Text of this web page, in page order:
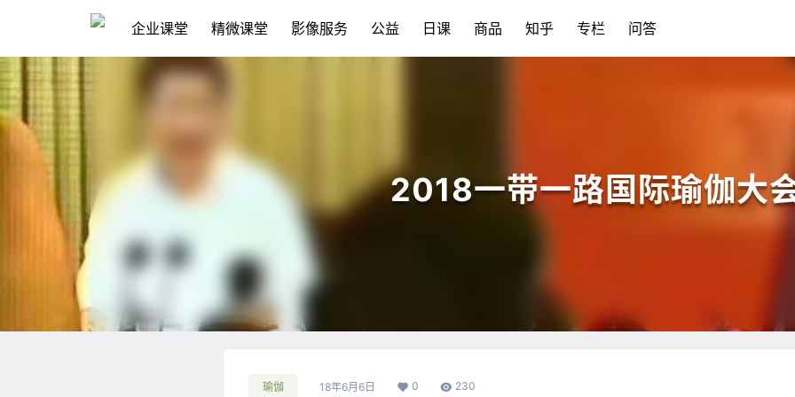
企业课堂 精微课堂 影像服务 公益 日课 商品 知乎 专栏 问答
2018一带一路国际瑜伽大
瑜伽 18年6月6日 0 230